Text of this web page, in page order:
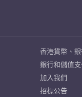
香港貨幣、
銀行和儲值
加入我們
招標公告